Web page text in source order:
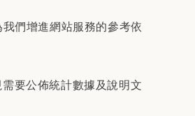
們增進網站服務的參考依
要公佈統計數據及說明文